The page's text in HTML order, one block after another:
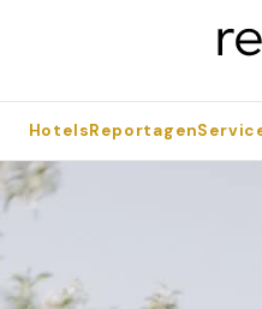
HotelsReportagen